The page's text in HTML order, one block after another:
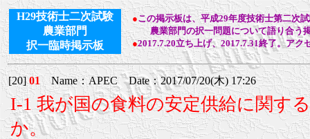
H29技術士二次試験
農業部門
択一臨時掲示板
●この掲示板は、平成29年度技術士第二次
農業部門の択一問題について語り合う掲
●2017.7.20立ち上げ、2017.7.31終了。アク
[20]01Name：APEC Date：2017/07/20(木) 17:26
I-1 我が国の食料の安定供給に関す
か。